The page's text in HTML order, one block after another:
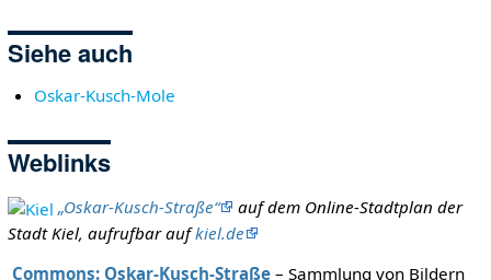
Siehe auch
Oskar-Kusch-Mole
Weblinks
„Oskar-Kusch-Straße“
auf dem Online-Stadtplan der
Stadt Kiel, aufrufbar aufkiel.de
Commons: Oskar-Kusch-Straße– Sammlung von Bildern